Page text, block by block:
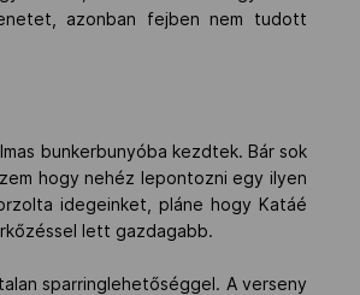
azonban fejben nem tudott
bunkerbunyóba kezdtek. Bár sok
hogy nehéz lepontozni egy ilyen
idegeinket, pláne hogy Katáé
lett gazdagabb.
sparringlehetőséggel. A verseny